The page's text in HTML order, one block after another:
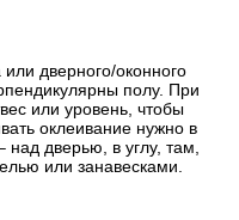
или дверного/оконного
полу. При
или уровень, чтобы
оклеивание нужно в
над дверью, в углу, там,
или занавесками.